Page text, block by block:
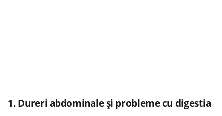
1. Dureri abdominale și probleme cu digestia